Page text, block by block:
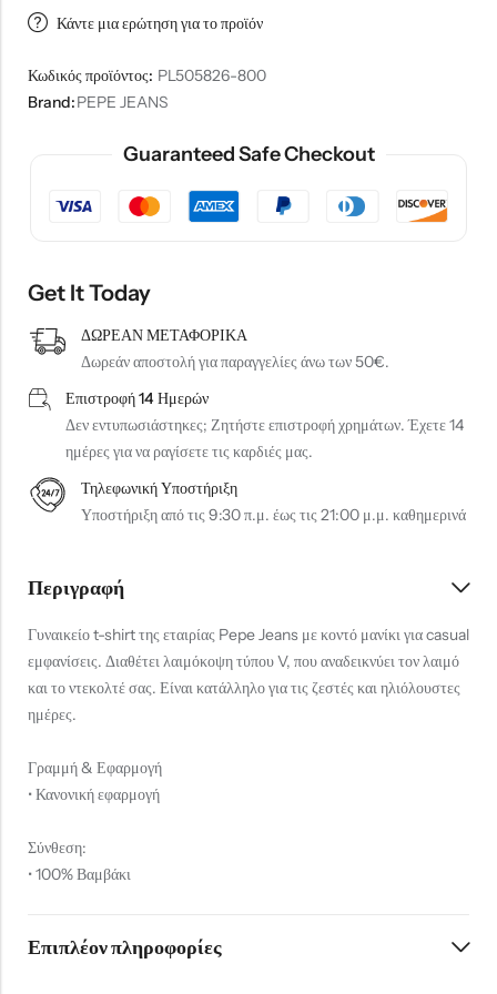
Κάντε μια ερώτηση για το προϊόν
Κωδικός προϊόντος: PL505826-800
Brand:PEPE JEANS
Guaranteed Safe Checkout
Get It Today
ΔΩΡΕΑΝ ΜΕΤΑΦΟΡΙΚΑ
Δωρεάν αποστολή για παραγγελίες άνω των 50€.
Επιστροφή 14 Ημερών
Δεν εντυπωσιάστηκες; Ζητήστε επιστροφή χρημάτων. Έχετε 14
ημέρες για να ραγίσετε τις καρδιές μας.
Τηλεφωνική Υποστήριξη
Υποστήριξη από τις 9:30 π.μ. έως τις 21:00 μ.μ. καθημερινά
Περιγραφή
Γυναικείο t-shirt της εταιρίας Pepe Jeans με κοντό μανίκι για casual
εμφανίσεις. Διαθέτει λαιμόκοψη τύπου V, που αναδεικνύει τον λαιμό
και το ντεκολτέ σας. Είναι κατάλληλο για τις ζεστές και ηλιόλουστες
ημέρες.
Γραμμή & Εφαρμογή
• Κανονική εφαρμογή
Σύνθεση:
• 100% Βαμβάκι
Επιπλέον πληροφορίες